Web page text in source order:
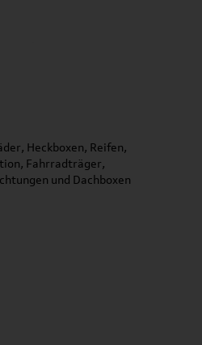
Heckboxen, Reifen,
Fahrradträger,
und Dachboxen